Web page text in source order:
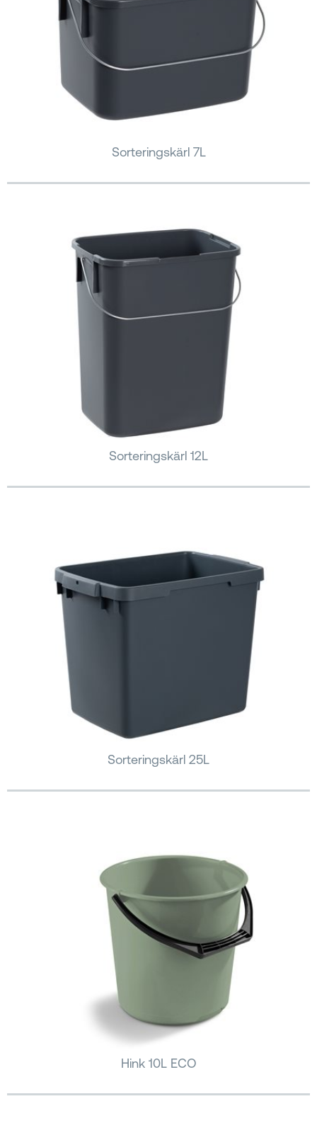
Sorteringskärl 7L
Sorteringskärl 12L
Sorteringskärl 25L
Hink 10L ECO